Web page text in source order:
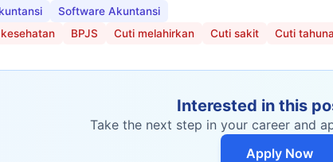
Software Akuntansi
BPJS Cuti melahirkan Cuti sakit Cuti
Interested in this
Take the next step in your career and
Apply Now